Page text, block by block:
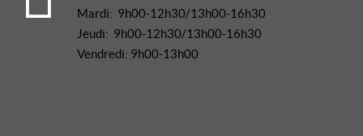
Mardi: 9h00-12h30/13h00-16h30
Jeudi: 9h00-12h30/13h00-16h30
Vendredi: 9h00-13h00